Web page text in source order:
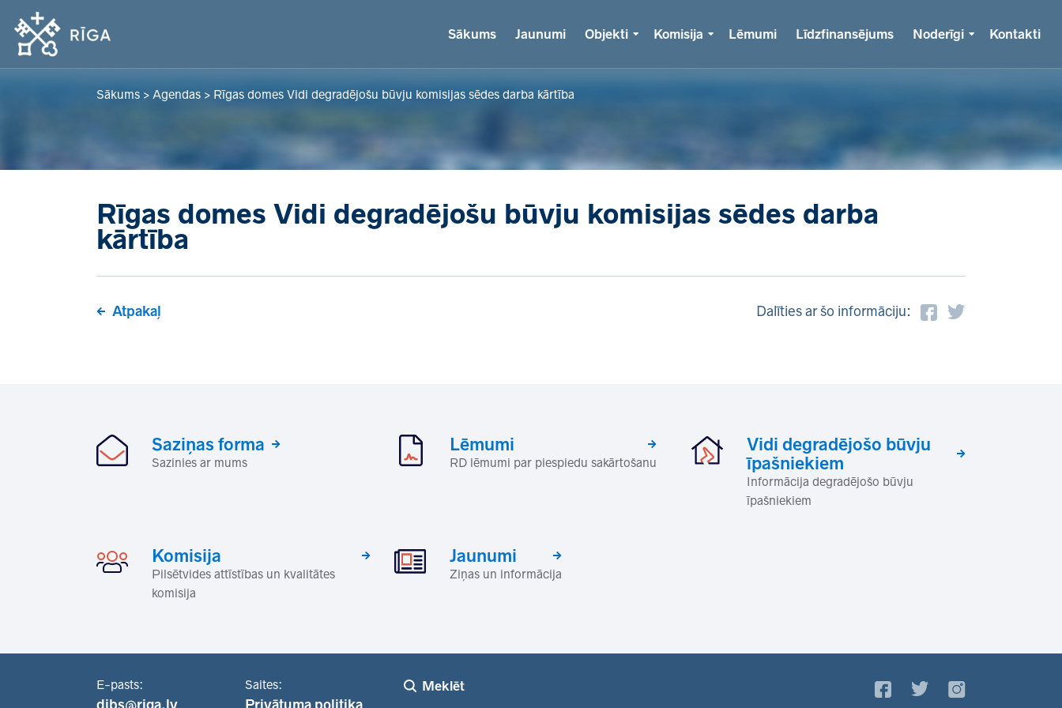
Sākums Jaunumi Objekti Komisija Lēmumi Līdzfinansējums Noderīgi Kontakti
Sākums > Agendas > Rīgas domes Vidi degradējošu būvju komisijas sēdes darba kārtība
Rīgas domes Vidi degradējošu būvju komisijas sēdes darba
kārtība
Atpakaļ Dalīties ar šo informāciju:
Saziņas forma
Sazinies ar mums
Lēmumi
RD lēmumi par piespiedu sakārtošanu
Vidi degradējošo būvju
īpašniekiem
Informācija degradējošo būvju
īpašniekiem
Komisija
Pilsētvides attīstības un kvalitātes
komisija
Jaunumi
Ziņas un informācija
E-pasts:
dibs@riga.lv
Saites:
Privātuma politika
Meklēt